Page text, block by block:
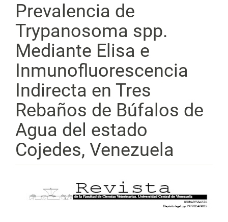
Prevalencia de
Trypanosoma spp.
Mediante Elisa e
Inmunofluorescencia
Indirecta en Tres
Rebaños de Búfalos de
Agua del estado
Cojedes, Venezuela
lateral